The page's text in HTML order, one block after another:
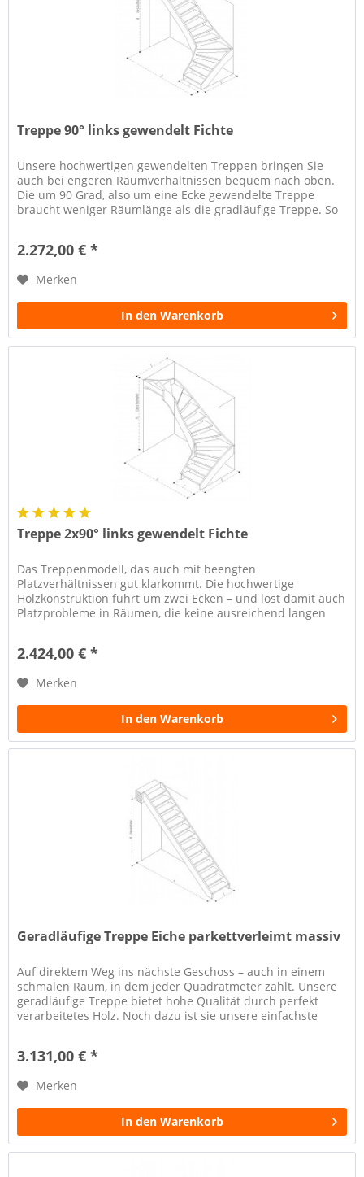
Treppe 90° links gewendelt Fichte
Unsere hochwertigen gewendelten Treppen bringen Sie
auch bei engeren Raumverhältnissen bequem nach oben.
Die um 90 Grad, also um eine Ecke gewendelte Treppe
braucht weniger Räumlänge als die gradläufige Treppe. So
2.272,00 € *
Merken
In den Warenkorb
Treppe 2x90° links gewendelt Fichte
Das Treppenmodell, das auch mit beengten
Platzverhältnissen gut klarkommt. Die hochwertige
Holzkonstruktion führt um zwei Ecken – und löst damit auch
Platzprobleme in Räumen, die keine ausreichend langen
2.424,00 € *
Merken
In den Warenkorb
Geradläufige Treppe Eiche parkettverleimt massiv
Auf direktem Weg ins nächste Geschoss – auch in einem
schmalen Raum, in dem jeder Quadratmeter zählt. Unsere
geradläufige Treppe bietet hohe Qualität durch perfekt
verarbeitetes Holz. Noch dazu ist sie unsere einfachste
3.131,00 € *
Merken
In den Warenkorb